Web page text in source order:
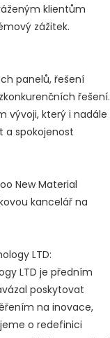
klientům
zážitek.
panelů, řešení
řešení.
vývoji, který i nadále
a spokojenost
New Material
kancelář na
LTD:
LTD je předním
poskytovat
na inovace,
o redefinici